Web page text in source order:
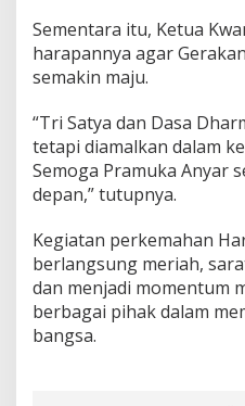
Sementara itu, Ketua
harapannya agar
semakin maju.
“Tri Satya dan Dasa
tetapi diamalkan dalam
Semoga Pramuka Anyar
depan,” tutupnya.
Kegiatan perkemahan
berlangsung meriah,
dan menjadi momentum
berbagai pihak dalam
bangsa.